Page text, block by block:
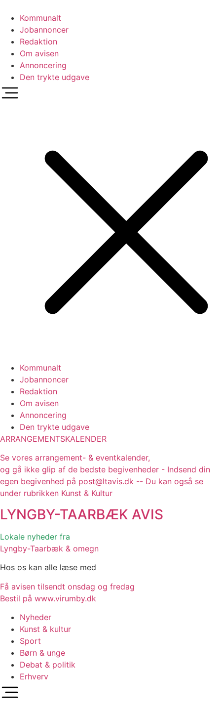
indhold
Kommunalt
Jobannoncer
Redaktion
Om avisen
Annoncering
Den trykte udgave
Kommunalt
Jobannoncer
Redaktion
Om avisen
Annoncering
Den trykte udgave
ARRANGEMENTSKALENDER
Se vores arrangement- & eventkalender,
og gå ikke glip af de bedste begivenheder - Indsend din
egen begivenhed på post@ltavis.dk -- Du kan også se
under rubrikken Kunst & Kultur
LYNGBY-TAARBÆK AVIS
Lokale nyheder fra
Lyngby-Taarbæk & omegn
Hos os kan alle læse med
Få avisen tilsendt onsdag og fredag
Bestil på www.virumby.dk
Nyheder
Kunst & kultur
Sport
Børn & unge
Debat & politik
Erhverv